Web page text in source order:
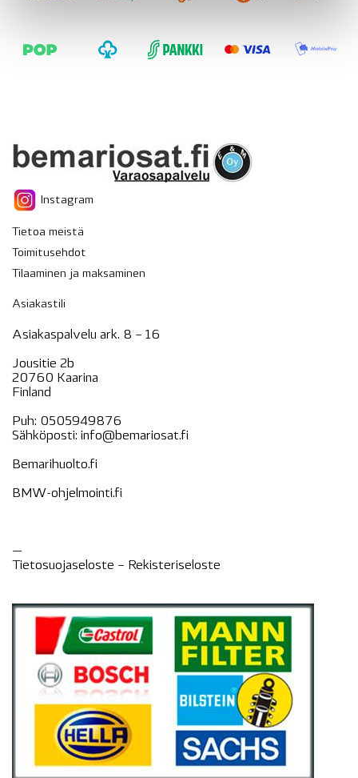
Instagram
Tietoa meistä
Toimitusehdot
Tilaaminen ja maksaminen
Asiakastili
Asiakaspalvelu ark. 8 – 16
Jousitie 2b
20760 Kaarina
Finland
Puh: 0505949876
Sähköposti: info@bemariosat.fi
Bemarihuolto.fi
BMW-ohjelmointi.fi
—
Tietosuojaseloste – Rekisteriseloste